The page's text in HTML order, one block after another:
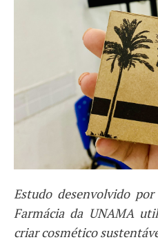
Estudo desenvolvido
Farmácia da UNAMA
criar cosmético